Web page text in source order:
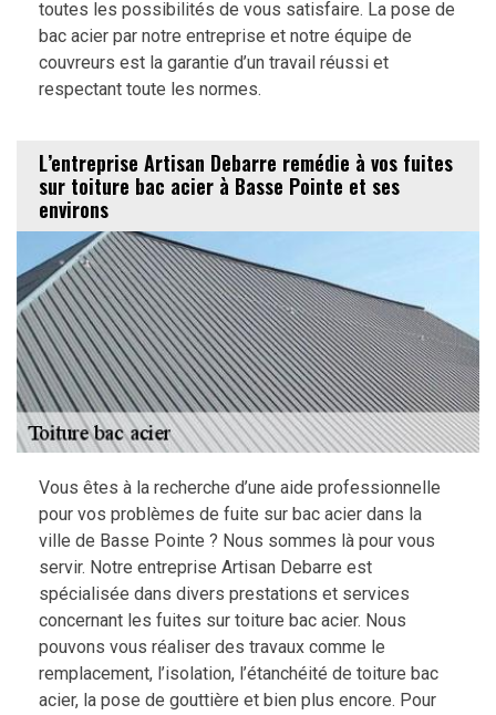
toutes les possibilités de vous satisfaire. La pose de
bac acier par notre entreprise et notre équipe de
couvreurs est la garantie d’un travail réussi et
respectant toute les normes.
L’entreprise Artisan Debarre remédie à vos fuites
sur toiture bac acier à Basse Pointe et ses
environs
Vous êtes à la recherche d’une aide professionnelle
pour vos problèmes de fuite sur bac acier dans la
ville de Basse Pointe ? Nous sommes là pour vous
servir. Notre entreprise Artisan Debarre est
spécialisée dans divers prestations et services
concernant les fuites sur toiture bac acier. Nous
pouvons vous réaliser des travaux comme le
remplacement, l’isolation, l’étanchéité de toiture bac
acier, la pose de gouttière et bien plus encore. Pour